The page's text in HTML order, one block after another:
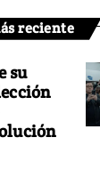
reciente
su